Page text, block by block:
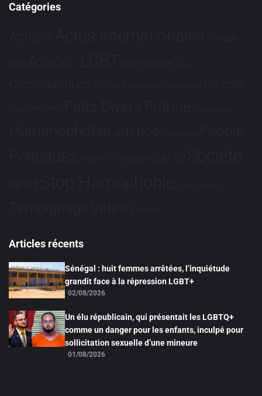
Catégories
Actions Actus Internationales Afrique
Asie Assos. LGBT Bioéthique Brève
Communiqués Culture Dialogues France-Brésil Europe
Evénements Faits Divers France Hommage
HumanophobieJustice Partenariat People
Politiques Projets Religion Santé Société
Sport Stop Homophobie Tech Tribune
TémoignageVidéo Études
Articles récents
Sénégal : huit femmes arrêtées, l’inquiétude
grandit face à la répression LGBT+
02/08/2026
Un élu républicain, qui présentait les LGBTQ+
comme un danger pour les enfants, inculpé pour
sollicitation sexuelle d’une mineure
01/08/2026